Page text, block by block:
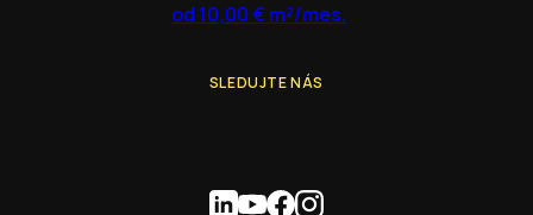
od 10,00 € m²/mes.
SLEDUJTE NÁS